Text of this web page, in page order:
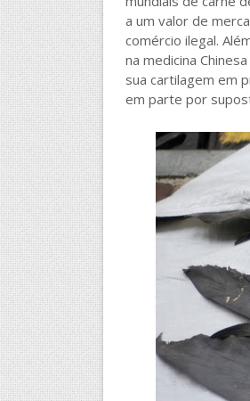
a um valor de
comércio ilegal.
na medicina
sua cartilagem em
em parte por